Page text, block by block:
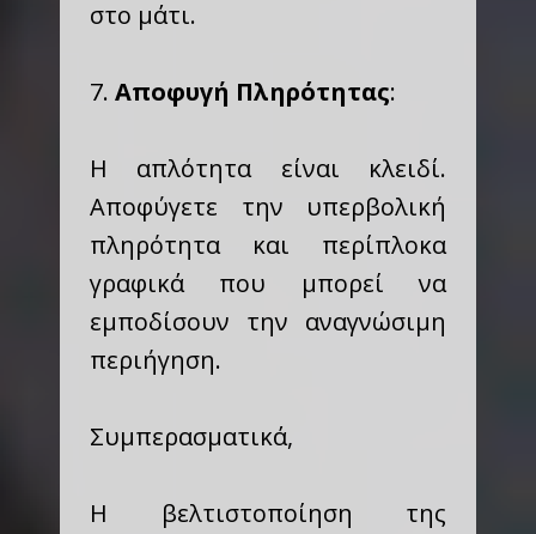
στο μάτι.
7. Αποφυγή Πληρότητας:
Η απλότητα είναι κλειδί.
Αποφύγετε την υπερβολική
πληρότητα και περίπλοκα
γραφικά που μπορεί να
εμποδίσουν την αναγνώσιμη
περιήγηση.
Συμπερασματικά,
Η βελτιστοποίηση της